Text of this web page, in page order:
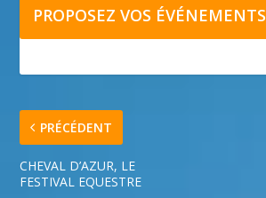
PROPOSEZ VOS ÉVÉNEMENTS
PRÉCÉDENT
CHEVAL D’AZUR, LE
FESTIVAL EQUESTRE